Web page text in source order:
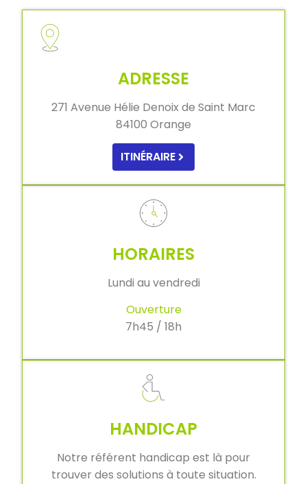
ADRESSE
271 Avenue Hélie Denoix de Saint Marc
84100 Orange
ITINÉRAIRE
HORAIRES
Lundi au vendredi
Ouverture
7h45 / 18h
HANDICAP
Notre référent handicap est là pour
trouver des solutions à toute situation.